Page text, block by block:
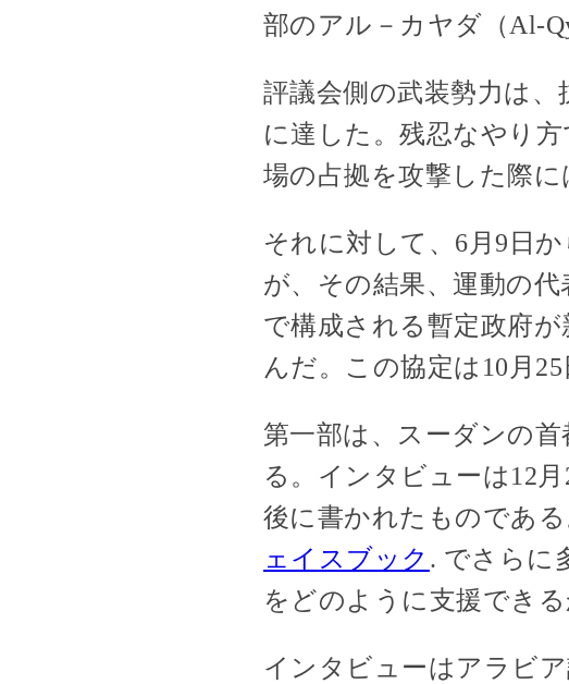
部のアル－カヤダ（Al-
評議会側の武装勢力は、
に達した。残忍なやり
場の占拠を攻撃した際に
それに対して、6月9日
が、その結果、運動の
で構成される暫定政府
んだ。この協定は10月25
第一部は、スーダンの
る。インタビューは12
後に書かれたものであ
ェイスブック . でさらに
をどのように支援でき
インタビューはアラビ